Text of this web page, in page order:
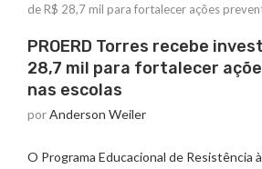
de R$ 28,7 mil para fortalecer ações
PROERD Torres recebe
28,7 mil para fortalecer
nas escolas
porAnderson Weiler
O Programa Educacional de Resistência